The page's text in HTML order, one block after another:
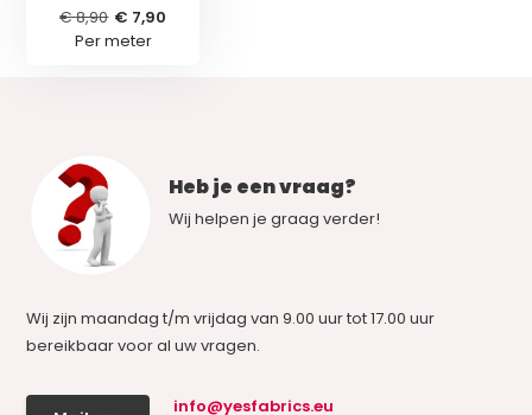
€ 8,90 € 7,90
Per meter
Heb je een vraag?
Wij helpen je graag verder!
Wij zijn maandag t/m vrijdag van 9.00 uur tot 17.00 uur
bereikbaar voor al uw vragen.
info@yesfabrics.eu